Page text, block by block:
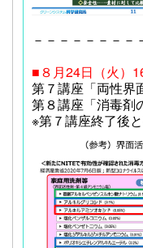
－－－－－－－
■８月24日（火）
第７講座「両性界
第８講座「消毒
※第７講座終了後